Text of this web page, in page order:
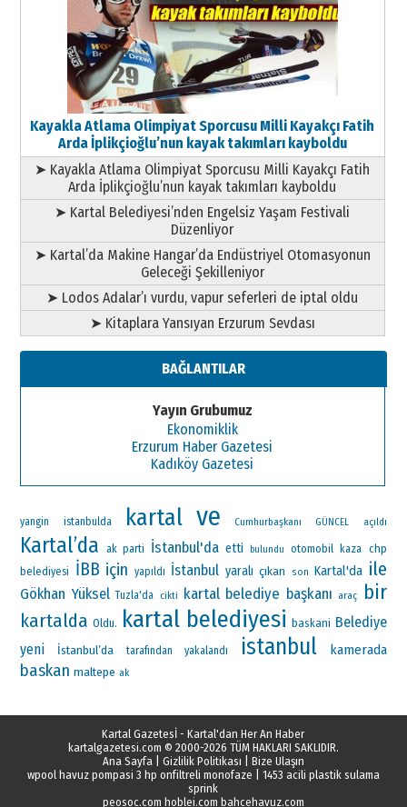
Kayakla Atlama Olimpiyat Sporcusu Milli Kayakçı Fatih
Arda İplikçioğlu’nun kayak takımları kayboldu
➤ Kayakla Atlama Olimpiyat Sporcusu Milli Kayakçı Fatih
Arda İplikçioğlu’nun kayak takımları kayboldu
➤ Kartal Belediyesi’nden Engelsiz Yaşam Festivali
Düzenliyor
➤ Kartal’da Makine Hangar’da Endüstriyel Otomasyonun
Geleceği Şekilleniyor
➤ Lodos Adalar’ı vurdu, vapur seferleri de iptal oldu
➤ Kitaplara Yansıyan Erzurum Sevdası
BAĞLANTILAR
Yayın Grubumuz
Ekonomiklik
Erzurum Haber Gazetesi
Kadıköy Gazetesi
yangin istanbulda kartal ve Cumhurbaşkanı GÜNCEL açıldı
Kartal’da ak parti İstanbul'da etti bulundu otomobil kaza chp
belediyesi İBB için yapıldı İstanbul yaralı çıkan son Kartal'da ile
Gökhan Yüksel Tuzla'da cikti kartal belediye başkanı araç bir
kartalda Oldu. kartal belediyesi baskani Belediye
yeni
İstanbul’da tarafından yakalandı istanbul kamerada
baskan maltepe ak
Kartal Gazetesİ - Kartal'dan Her An Haber
kartalgazetesi.com © 2000-2026 TÜM HAKLARI SAKLIDIR.
Ana Sayfa| Gizlilik Politikası
Bize Ulaşın
wpool havuz pompasi 3 hp onfiltreli monofaze
1453 acili plastik sulama
sprink
peosoc.com hoblei.com bahcehavuz.com